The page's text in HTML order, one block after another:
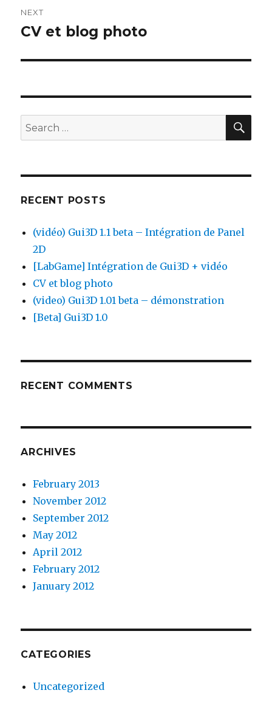
NEXT
Next
CV et blog photo
Search
for:
RECENT POSTS
(vidéo) Gui3D 1.1 beta – Intégration de Panel
2D
[LabGame] Intégration de Gui3D + vidéo
CV et blog photo
(video) Gui3D 1.01 beta – démonstration
[Beta] Gui3D 1.0
RECENT COMMENTS
ARCHIVES
February 2013
November 2012
September 2012
May 2012
April 2012
February 2012
January 2012
CATEGORIES
Uncategorized